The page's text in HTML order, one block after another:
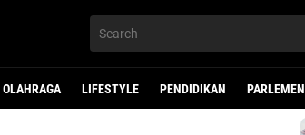
OLAHRAGA LIFESTYLE PENDIDIKAN PARLEMEN